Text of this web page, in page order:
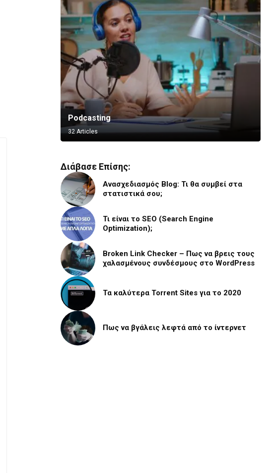
Podcasting
32 Articles
Vlogging
8 Articles
Διάβασε Επίσης:
Ανασχεδιασμός Blog: Τι θα συμβεί στα
στατιστικά σου;
Τι είναι το SEO (Search Engine
Optimization);
Broken Link Checker – Πως να βρεις τους
χαλασμένους συνδέσμους στο WordPress
Τα καλύτερα Torrent Sites για το 2020
Πως να βγάλεις λεφτά από το ίντερνετ